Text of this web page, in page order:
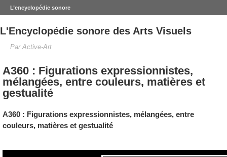
L’encyclopédie sonore
L'Encyclopédie sonore des Arts Visuels
Par Active-Art
A360 : Figurations expressionnistes,
mélangées, entre couleurs, matières et
gestualité
A360 : Figurations expressionnistes, mélangées, entre
couleurs, matières et gestualité